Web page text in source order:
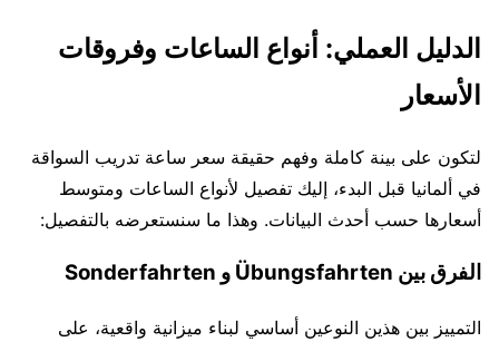
الدليل العملي: أنواع الساعات وفروقات
الأسعار
لتكون على بينة كاملة وفهم حقيقة سعر ساعة تدريب السواقة
في ألمانيا قبل البدء، إليك تفصيل لأنواع الساعات ومتوسط
أسعارها حسب أحدث البيانات. وهذا ما سنستعرضه بالتفصيل:
الفرق بين Übungsfahrten و Sonderfahrten
التمييز بين هذين النوعين أساسي لبناء ميزانية واقعية، على